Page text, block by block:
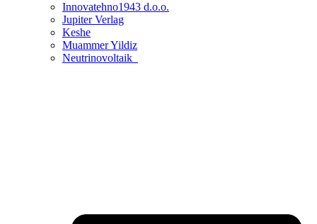
Innovatehno1943 d.o.o.
Jupiter Verlag
Keshe
Muammer Yildiz
Neutrinovoltaik